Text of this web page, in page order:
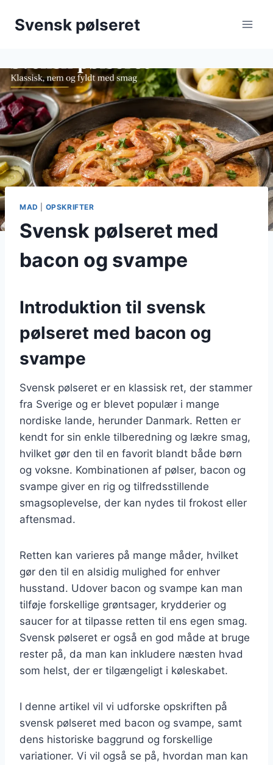
Svensk pølseret
MAD OPSKRIFTER
Svensk pølseret med
bacon og svampe
Introduktion til svensk
pølseret med bacon og
svampe
Svensk pølseret er en klassisk ret, der stammer
fra Sverige og er blevet populær i mange
nordiske lande, herunder Danmark. Retten er
kendt for sin enkle tilberedning og lækre smag,
hvilket gør den til en favorit blandt både børn
og voksne. Kombinationen af pølser, bacon og
svampe giver en rig og tilfredsstillende
smagsoplevelse, der kan nydes til frokost eller
aftensmad.
Retten kan varieres på mange måder, hvilket
gør den til en alsidig mulighed for enhver
husstand. Udover bacon og svampe kan man
tilføje forskellige grøntsager, krydderier og
saucer for at tilpasse retten til ens egen smag.
Svensk pølseret er også en god måde at bruge
rester på, da man kan inkludere næsten hvad
som helst, der er tilgængeligt i køleskabet.
I denne artikel vil vi udforske opskriften på
svensk pølseret med bacon og svampe, samt
dens historiske baggrund og forskellige
variationer. Vi vil også se på, hvordan man kan